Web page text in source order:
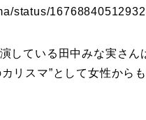
status/
している田中みな実さ
リスマ”として女性から